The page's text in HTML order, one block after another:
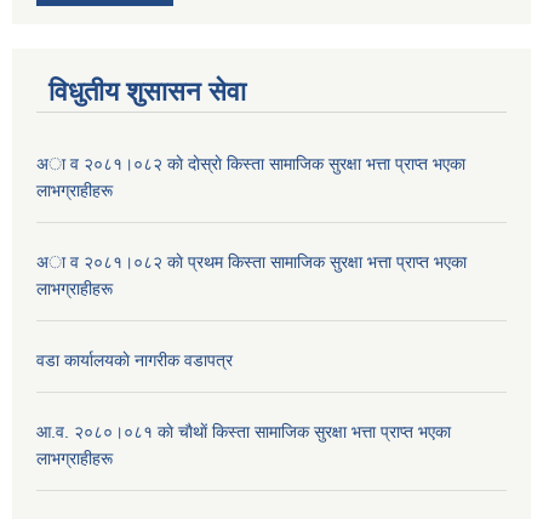
विधुतीय शुसासन सेवा
अा व २०८१।०८२ काे दाेस्राे किस्ता सामाजिक सुरक्षा भत्ता प्राप्त भएका
लाभग्राहीहरू
अा व २०८१।०८२ काे प्रथम किस्ता सामाजिक सुरक्षा भत्ता प्राप्त भएका
लाभग्राहीहरू
वडा कार्यालयकाे नागरीक वडापत्र
आ.व. २०८०।०८१ काे चाैथाें किस्ता सामाजिक सुरक्षा भत्ता प्राप्त भएका
लाभग्राहीहरू